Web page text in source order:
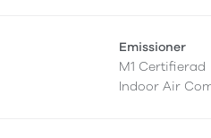
Emissioner
M1 Certifierad
Indoor Air